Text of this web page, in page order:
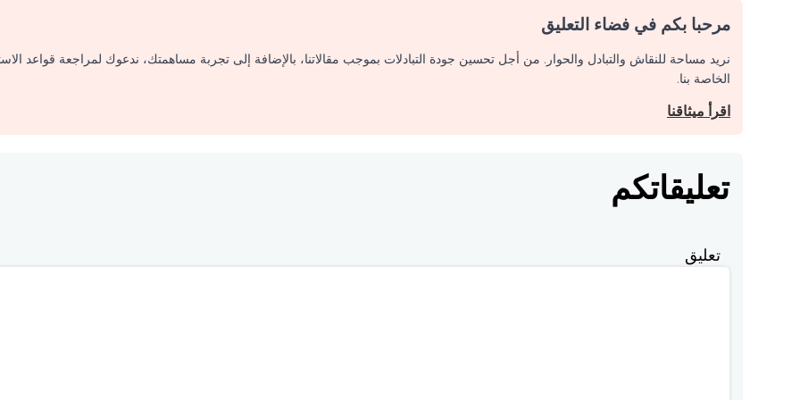
مرحبا بكم في فضاء التعليق
نريد مساحة للنقاش والتبادل والحوار. من أجل تحسين جودة التبادلات بموجب مقالاتنا، بالإضافة إلى تجربة مساهمتك، ندعوك لمراجعة قواعد
الخاصة بنا.
اقرأ ميثاقنا
تعليقاتكم
تعليق